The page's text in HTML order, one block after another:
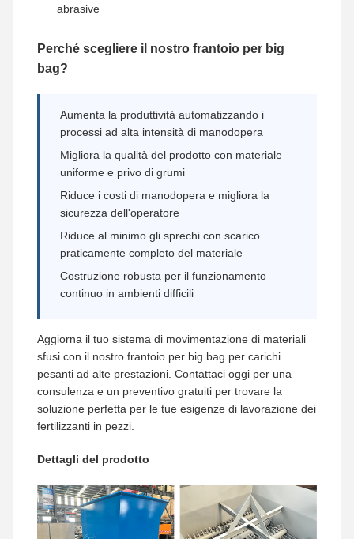
abrasive
Perché scegliere il nostro frantoio per big
bag?
Aumenta la produttività automatizzando i
processi ad alta intensità di manodopera
Migliora la qualità del prodotto con materiale
uniforme e privo di grumi
Riduce i costi di manodopera e migliora la
sicurezza dell'operatore
Riduce al minimo gli sprechi con scarico
praticamente completo del materiale
Costruzione robusta per il funzionamento
continuo in ambienti difficili
Aggiorna il tuo sistema di movimentazione di materiali
sfusi con il nostro frantoio per big bag per carichi
pesanti ad alte prestazioni. Contattaci oggi per una
consulenza e un preventivo gratuiti per trovare la
soluzione perfetta per le tue esigenze di lavorazione dei
fertilizzanti in pezzi.
Dettagli del prodotto